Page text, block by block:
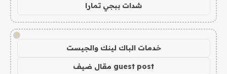
شدات ببجي تمارا
!
خدمات الباك لينك والجيست
guest post مقال ضيف